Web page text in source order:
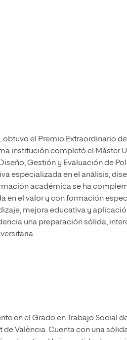
el Premio Extraordinario
institución completó el Máster
Gestión y Evaluación de
especializada en el análisis,
académica se ha
en el valor y con formación
mejora educativa y
una preparación sólida,
en el Grado en Trabajo Social
València. Cuenta con una